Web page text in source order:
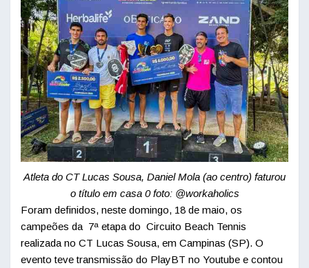
Atleta do CT Lucas Sousa, Daniel Mola (ao centro) faturou
o título em casa 0 foto: @workaholics
Foram definidos, neste domingo, 18 de maio, os
campeões da 7ª etapa do Circuito Beach Tennis
realizada no CT Lucas Sousa, em Campinas (SP). O
evento teve transmissão do PlayBT no Youtube e contou